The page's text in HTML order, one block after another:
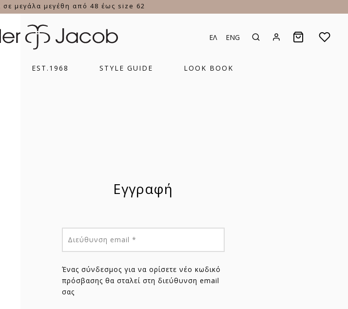
Τηλεφωνικές Παραγγελίες
ΕΛ ENG
EST.1968 STYLE GUIDE LOOK BOOK
Εγγραφή
Διεύθυνση email *
Ένας σύνδεσμος για να ορίσετε νέο κωδικό
πρόσβασης θα σταλεί στη διεύθυνση email
σας